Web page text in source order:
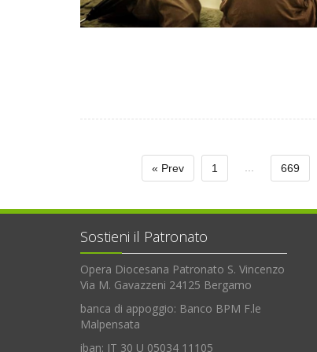
« Prev 1 ... 669
Sostieni il Patronato
Opera Diocesana Patronato S. Vincenzo
Via M. Gavazzeni 24125 Bergamo
banca di appoggio: Banco BPM F.le
Malpensata
iban: IT 30 U 05034 11105